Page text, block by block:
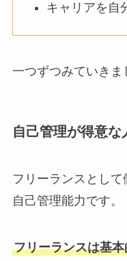
キャリアを自
一つずつみていきま
自己管理が得意な
フリーランスとして
自己管理能力です。
フリーランスは基